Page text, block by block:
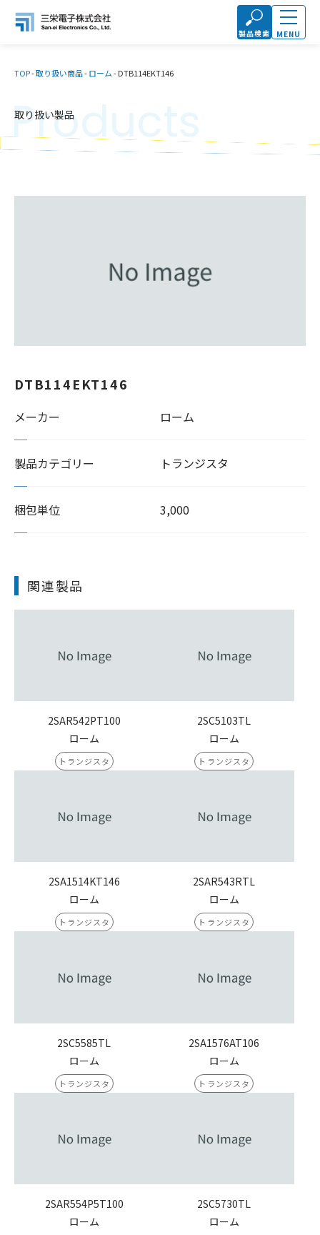
製品検索 MENU
TOP-取り扱い商品-ローム-DTB114EKT146
取り扱い製品
Products
DTB114EKT146
メーカー ローム
製品カテゴリー トランジスタ
梱包単位 3,000
関連製品
2SAR542PT100
ローム
トランジスタ
2SC5103TL
ローム
トランジスタ
2SA1514KT146
ローム
トランジスタ
2SAR543RTL
ローム
トランジスタ
2SC5585TL
ローム
トランジスタ
2SA1576AT106
ローム
トランジスタ
2SAR554P5T100
ローム
2SC5730TL
ローム